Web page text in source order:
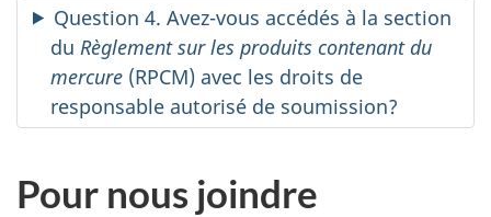
Question 4. Avez-vous accédés à la section
du Règlement sur les produits contenant du
mercure (RPCM) avec les droits de
responsable autorisé de soumission?
Pour nous joindre